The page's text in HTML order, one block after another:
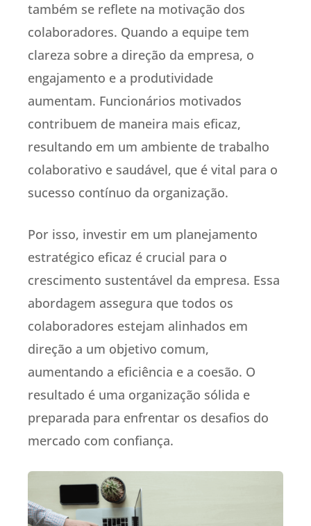
também se reflete na motivação dos
colaboradores. Quando a equipe tem
clareza sobre a direção da empresa, o
engajamento e a produtividade
aumentam. Funcionários motivados
contribuem de maneira mais eficaz,
resultando em um ambiente de trabalho
colaborativo e saudável, que é vital para o
sucesso contínuo da organização.
Por isso, investir em um planejamento
estratégico eficaz é crucial para o
crescimento sustentável da empresa. Essa
abordagem assegura que todos os
colaboradores estejam alinhados em
direção a um objetivo comum,
aumentando a eficiência e a coesão. O
resultado é uma organização sólida e
preparada para enfrentar os desafios do
mercado com confiança.